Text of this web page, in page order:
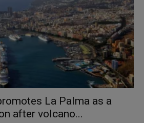
La Palma as a
after volcano...